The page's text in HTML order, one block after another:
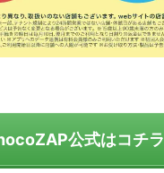
公式はコチラ